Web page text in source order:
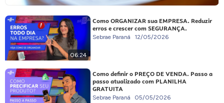
06:24
Como ORGANIZAR sua EMPRESA. Reduzir
erros e crescer com SEGURANÇA.
Sebrae Paraná 12/05/2026
Como definir o PREÇO DE VENDA. Passo a
passo atualizado com PLANILHA
GRATUITA
Sebrae Paraná 05/05/2026